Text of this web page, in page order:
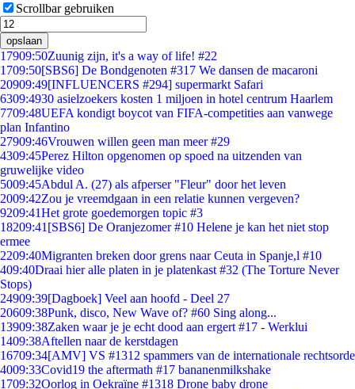
Scrollbar gebruiken
opslaan
17909:50Zuunig zijn, it's a way of life! #22
1709:50[SBS6] De Bondgenoten #317 We dansen de macaroni
20909:49[INFLUENCERS #294] supermarkt Safari
6309:4930 asielzoekers kosten 1 miljoen in hotel centrum Haarlem
7709:48UEFA kondigt boycot van FIFA-competities aan vanwege
plan Infantino
27909:46Vrouwen willen geen man meer #29
4309:45Perez Hilton opgenomen op spoed na uitzenden van
gruwelijke video
5009:45Abdul A. (27) als afperser "Fleur" door het leven
2009:42Zou je vreemdgaan in een relatie kunnen vergeven?
9209:41Het grote goedemorgen topic #3
18209:41 [SBS6] De Oranjezomer #10 Helene je kan het niet stop
ermee
2209:40Migranten breken door grens naar Ceuta in Spanje,l #10
409:40Draai hier alle platen in je platenkast #32 (The Torture Never
Stops)
24909:39[Dagboek] Veel aan hoofd - Deel 27
20609:38Punk, disco, New Wave of? #60 Sing along...
13909:38Zaken waar je je echt dood aan ergert #17 - Werklui
1409:38Aftellen naar de kerstdagen
16709:34[AMV] VS #1312 spammers van de internationale rechtsorde
4009:33Covid19 the aftermath #17 bananenmilkshake
1709:32Oorlog in Oekraïne #1318 Drone baby drone